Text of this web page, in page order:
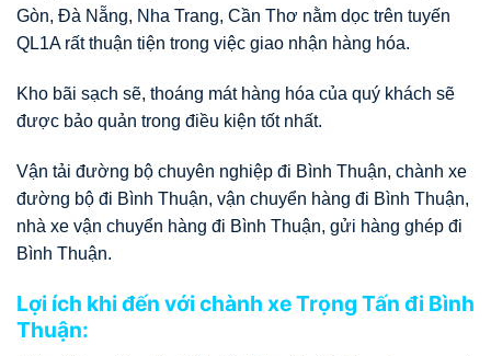
Gòn, Đà Nẵng, Nha Trang, Cần Thơ nằm dọc trên tuyến
QL1A rất thuận tiện trong việc giao nhận hàng hóa.
Kho bãi sạch sẽ, thoáng mát hàng hóa của quý khách sẽ
được bảo quản trong điều kiện tốt nhất.
Vận tải đường bộ chuyên nghiệp đi Bình Thuận, chành xe
đường bộ đi Bình Thuận, vận chuyển hàng đi Bình Thuận,
nhà xe vận chuyển hàng đi Bình Thuận, gửi hàng ghép đi
Bình Thuận.
Lợi ích khi đến với chành xe Trọng Tấn đi Bình
Thuận: